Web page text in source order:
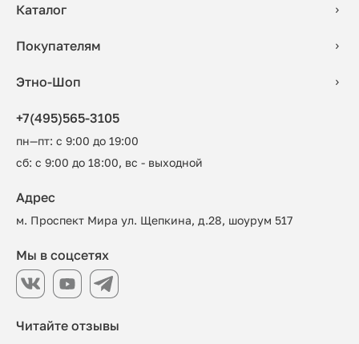
Каталог
Покупателям
Этно-Шоп
+7(495)565-3105
пн—пт: с 9:00 до 19:00
сб: с 9:00 до 18:00, вс - выходной
Читайте отзывы
Адрес
м. Проспект Мира ул. Щепкина, д.28, шоурум 517
Мы в соцсетях